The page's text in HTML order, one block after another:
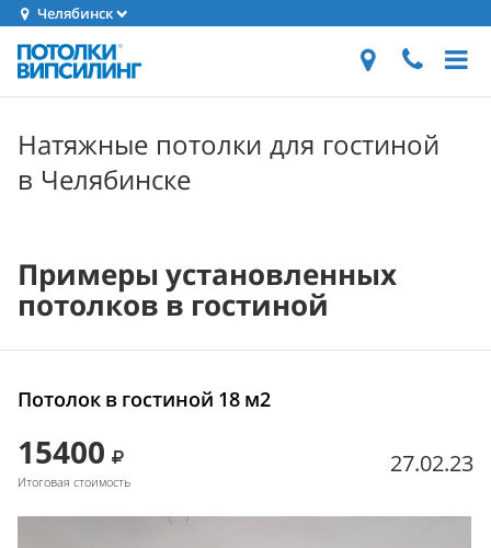
Челябинск
Натяжные потолки для гостиной
в Челябинске
Примеры установленных
потолков в гостиной
Потолок в гостиной 18 м2
15400
Итоговая стоимость
27.02.23